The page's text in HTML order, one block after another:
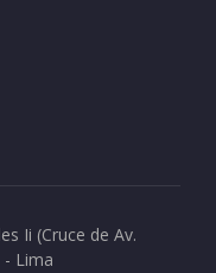
Ii (Cruce de Av.
- Lima